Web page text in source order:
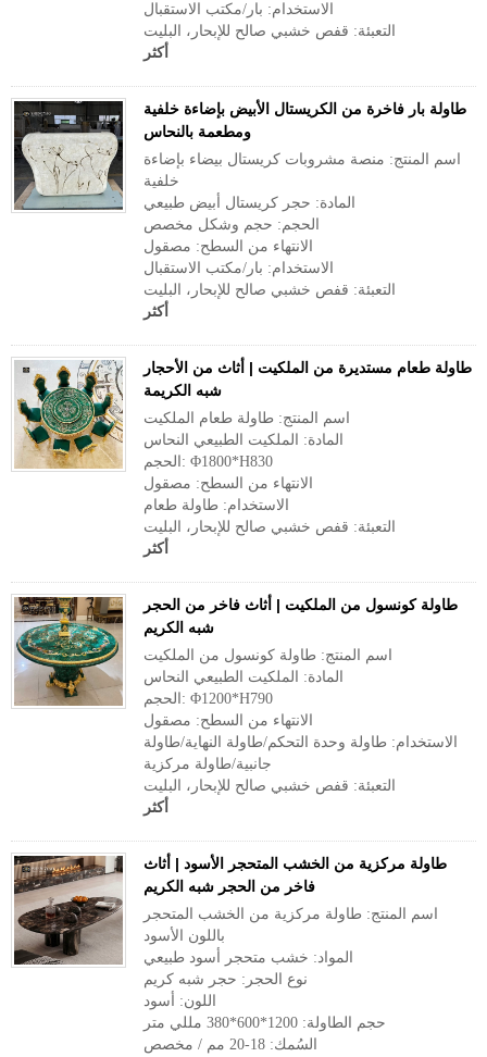
الاستخدام: بار/مكتب الاستقبال
التعبئة: قفص خشبي صالح للإبحار، البليت
أكثر
طاولة بار فاخرة من الكريستال الأبيض بإضاءة خلفية
ومطعمة بالنحاس
اسم المنتج: منصة مشروبات كريستال بيضاء بإضاءة
خلفية
المادة: حجر كريستال أبيض طبيعي
الحجم: حجم وشكل مخصص
الانتهاء من السطح: مصقول
الاستخدام: بار/مكتب الاستقبال
التعبئة: قفص خشبي صالح للإبحار، البليت
أكثر
طاولة طعام مستديرة من الملكيت | أثاث من الأحجار
شبه الكريمة
اسم المنتج: طاولة طعام الملكيت
المادة: الملكيت الطبيعي النحاس
الحجم: Φ1800*H830
الانتهاء من السطح: مصقول
الاستخدام: طاولة طعام
التعبئة: قفص خشبي صالح للإبحار، البليت
أكثر
طاولة كونسول من الملكيت | أثاث فاخر من الحجر
شبه الكريم
اسم المنتج: طاولة كونسول من الملكيت
المادة: الملكيت الطبيعي النحاس
الحجم: Φ1200*H790
الانتهاء من السطح: مصقول
الاستخدام: طاولة وحدة التحكم/طاولة النهاية/طاولة
جانبية/طاولة مركزية
التعبئة: قفص خشبي صالح للإبحار، البليت
أكثر
طاولة مركزية من الخشب المتحجر الأسود | أثاث
فاخر من الحجر شبه الكريم
اسم المنتج: طاولة مركزية من الخشب المتحجر
باللون الأسود
المواد: خشب متحجر أسود طبيعي
نوع الحجر: حجر شبه كريم
اللون: أسود
حجم الطاولة: 1200*600*380 مللي متر
السُمك: 18-20 مم / مخصص